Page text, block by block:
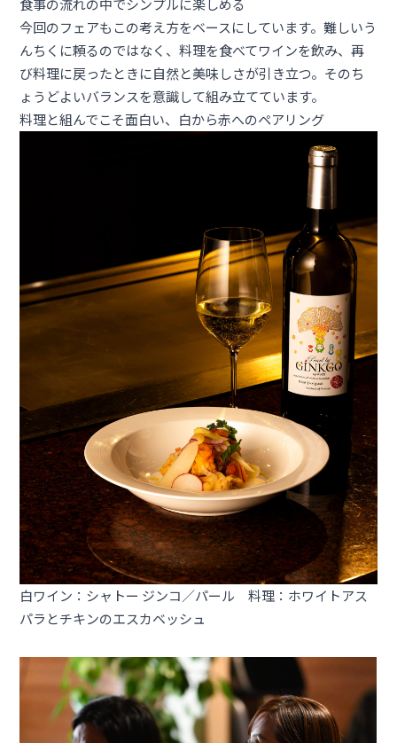
食事の流れの中でシンプルに楽しめる
今回のフェアもこの考え方をベースにしています。難しいう
んちくに頼るのではなく、料理を食べてワインを飲み、再
び料理に戻ったときに自然と美味しさが引き立つ。そのち
ょうどよいバランスを意識して組み立てています。
料理と組んでこそ面白い、白から赤へのペアリング
白ワイン：シャトー ジンコ／パール 料理：ホワイトアス
パラとチキンのエスカベッシュ